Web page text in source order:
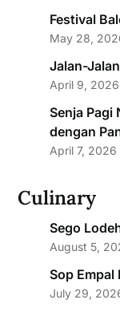
Festival
May 28,
Jalan-
April 9, 2026
Senja Pagi
dengan
April 7, 2026
Culinary
Sego
August 5,
Sop
July 29,